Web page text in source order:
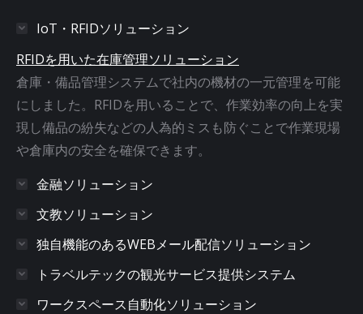
IoT・RFIDソリューション
RFIDを用いた在庫管理ソリューション
倉庫・備品管理システムで社内の機材の一元管理を可能
にしました。RFIDを用いることで、作業効率の向上を実
現し備品の紛失などの人為的ミスも防ぐことで作業現場
や倉庫内の安全を確保できます。
金融ソリューション
文教ソリューション
独自機能のあるWEBメール配信ソリューション
トラベルテックの観光サービス提供システム
ワークスペース自動化ソリューション